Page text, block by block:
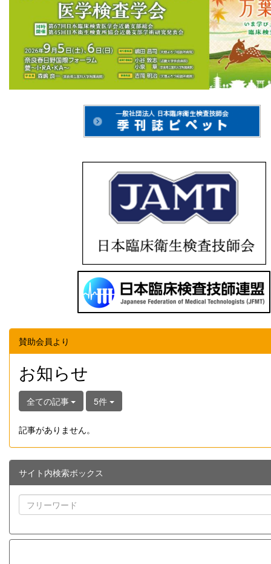
賛助会員より
お知らせ
全ての記事 5件
記事がありません。
サイト内検索ボックス